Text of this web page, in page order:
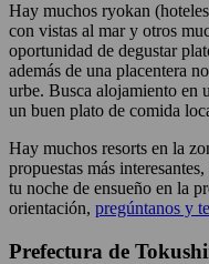
Hay muchos ryokan
con vistas al mar y otros
oportunidad de degustar
además de una placentera
urbe. Busca alojamiento en
un buen plato de comida
Hay muchos resorts en la
propuestas más
tu noche de ensueño en la
orientación, pregúntanos y
Prefectura de